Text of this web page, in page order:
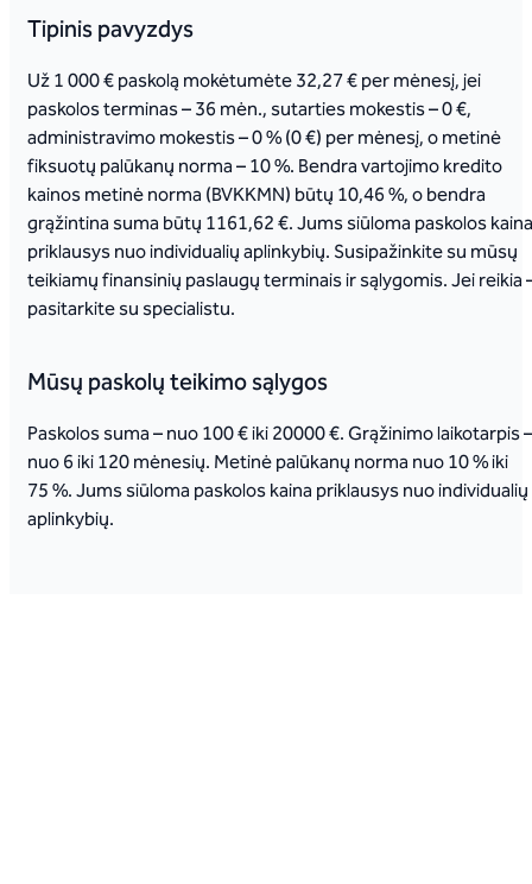
Tipinis pavyzdys
Už 1 000 € paskolą mokėtumėte 32,27 € per mėnesį, jei
paskolos terminas – 36 mėn., sutarties mokestis – 0 €,
administravimo mokestis – 0 % (0 €) per mėnesį, o metinė
fiksuotų palūkanų norma – 10 %. Bendra vartojimo kredito
kainos metinė norma (BVKKMN) būtų 10,46 %, o bendra
grąžintina suma būtų 1161,62 €. Jums siūloma paskolos kaina
priklausys nuo individualių aplinkybių. Susipažinkite su mūsų
teikiamų finansinių paslaugų terminais ir sąlygomis. Jei reikia
pasitarkite su specialistu.
Mūsų paskolų teikimo sąlygos
Paskolos suma – nuo 100 € iki 20000 €. Grąžinimo laikotarpis –
nuo 6 iki 120 mėnesių. Metinė palūkanų norma nuo 10 % iki
75 %. Jums siūloma paskolos kaina priklausys nuo individualių
aplinkybių.